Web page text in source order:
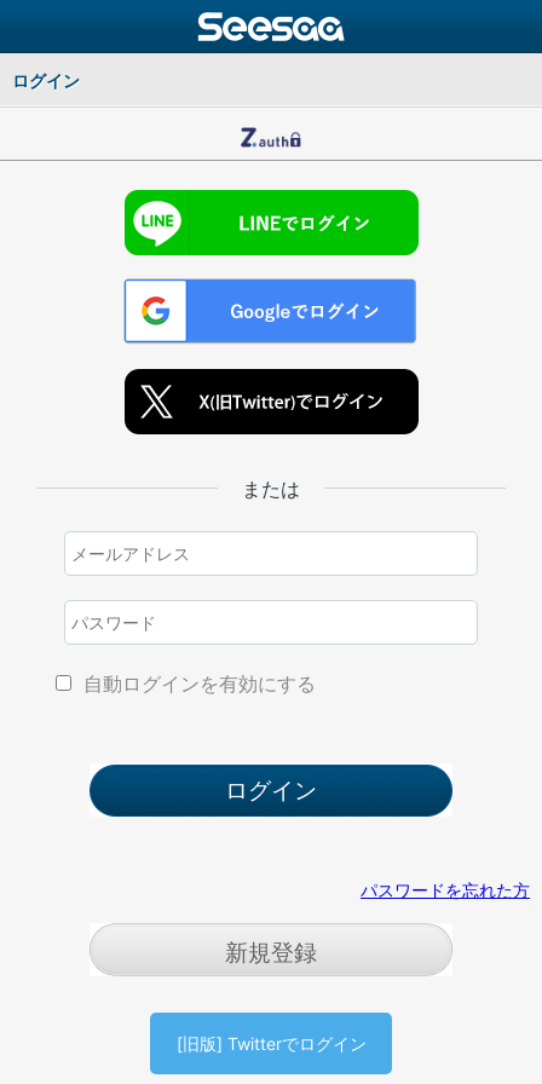
ログイン
または
自動ログインを有効にする
パスワードを忘れた方
新規登録
[旧版] Twitterでログイン